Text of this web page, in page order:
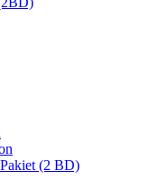
(2 BD)